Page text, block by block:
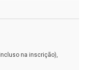
na inscrição),